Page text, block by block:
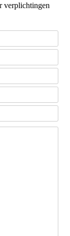
verplichtingen